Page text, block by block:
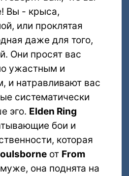
Вы - крыса,
или проклятая
даже для того,
Они просят вас
ужастным и
и натравливают вас
систематически
эго. Elden Ring
бои и
которая
от From
она поднята на